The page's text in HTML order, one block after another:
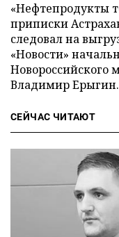
«Нефтепродукты
приписки
следовал на
«Новости»
Новороссийского
Владимир Ерыгин.
СЕЙЧАС ЧИТАЮТ